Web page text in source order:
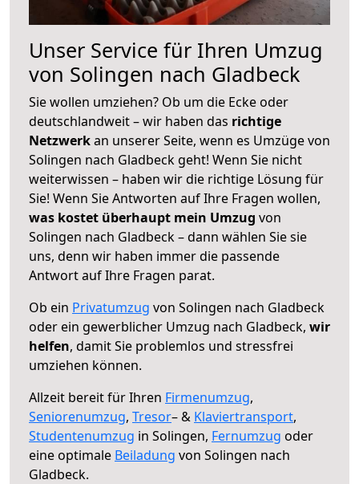
Unser Service für Ihren Umzug
von Solingen nach Gladbeck
Sie wollen umziehen? Ob um die Ecke oder
deutschlandweit – wir haben das richtige
Netzwerkan unserer Seite, wenn es Umzüge von
Solingen nach Gladbeck geht! Wenn Sie nicht
weiterwissen – haben wir die richtige Lösung für
Sie! Wenn Sie Antworten auf Ihre Fragen wollen,
was kostet überhaupt mein Umzug von
Solingen nach Gladbeck – dann wählen Sie sie
uns, denn wir haben immer die passende
Antwort auf Ihre Fragen parat.
Ob ein Privatumzug von Solingen nach Gladbeck
oder ein gewerblicher Umzug nach Gladbeck, wir
helfen, damit Sie problemlos und stressfrei
umziehen können.
Allzeit bereit für Ihren Firmenumzug,
Seniorenumzug, Tresor– & Klaviertransport,
Studentenumzug in Solingen, Fernumzug oder
eine optimale Beiladung von Solingen nach
Gladbeck.